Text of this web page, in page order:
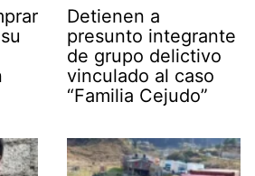
Detienen a
presunto integrante
de grupo delictivo
vinculado al caso
“Familia Cejudo”